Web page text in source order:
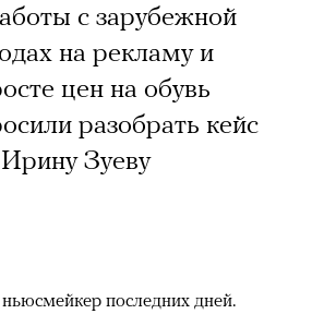
с зарубежной
на рекламу и
цен на обувь
разобрать кейс
Зуеву
последних дней.